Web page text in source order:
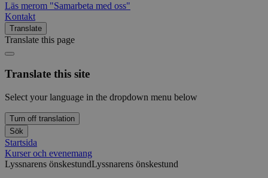
Läs merom "Samarbeta med oss"
Kontakt
Translate
Translate this page
Translate this site
Select your language in the dropdown menu below
Turn off translation
Sök
Startsida
Kurser och evenemang
Lyssnarens önskestundLyssnarens önskestund